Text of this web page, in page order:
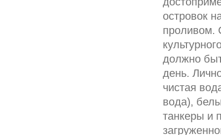
островок
проливом.
должно
день.
чистая
вода),
танкеры и